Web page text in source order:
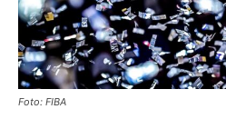
Foto: FIBA